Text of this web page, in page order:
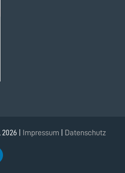
| Impressum Datenschutz